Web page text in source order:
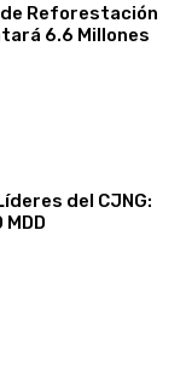
Reforestación
6.6 Millones
del CJNG: